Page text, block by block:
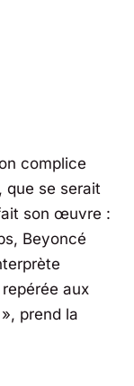
complice
, que se serait
son œuvre :
Beyoncé
aux
prend la